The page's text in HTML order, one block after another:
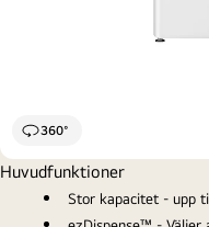
360°
Huvudfunktioner
Stor kapacitet - upp